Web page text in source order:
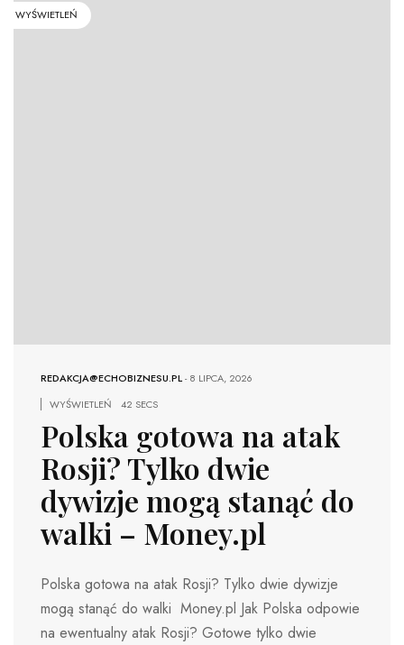
WYŚWIETLEŃ
REDAKCJA@ECHOBIZNESU.PL-8 LIPCA, 2026
WYŚWIETLEŃ
42 SECS
Polska gotowa na atak
Rosji? Tylko dwie
dywizje mogą stanąć do
walki – Money.pl
Polska gotowa na atak Rosji? Tylko dwie dywizje
mogą stanąć do walki Money.pl Jak Polska odpowie
na ewentualny atak Rosji? Gotowe tylko dwie